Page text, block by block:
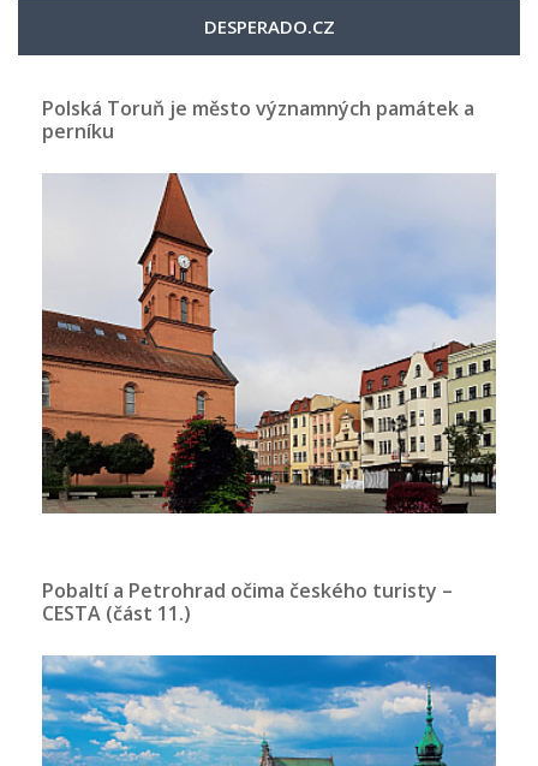
DESPERADO.CZ
Polská Toruň je město významných památek a
perníku
Pobaltí a Petrohrad očima českého turisty –
CESTA (část 11.)